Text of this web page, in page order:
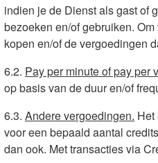
indien je de Dienst als gast of
bezoeken en/of gebruiken.
kopen en/of de vergoedingen
6.2. Pay per minute of pay per
op basis van de duur en/of
6.3. Andere vergoedingen.
voor een bepaald aantal
dan ook. Met transacties via